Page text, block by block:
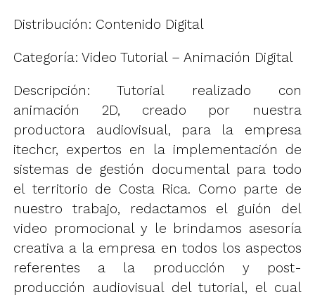
Distribución: Contenido Digital
Categoría: Video Tutorial – Animación Digital
Descripción: Tutorial realizado con
animación 2D, creado por nuestra
productora audiovisual, para la empresa
itechcr, expertos en la implementación de
sistemas de gestión documental para todo
el territorio de Costa Rica. Como parte de
nuestro trabajo, redactamos el guión del
video promocional y le brindamos asesoría
creativa a la empresa en todos los aspectos
referentes a la producción y post-
producción audiovisual del tutorial, el cual